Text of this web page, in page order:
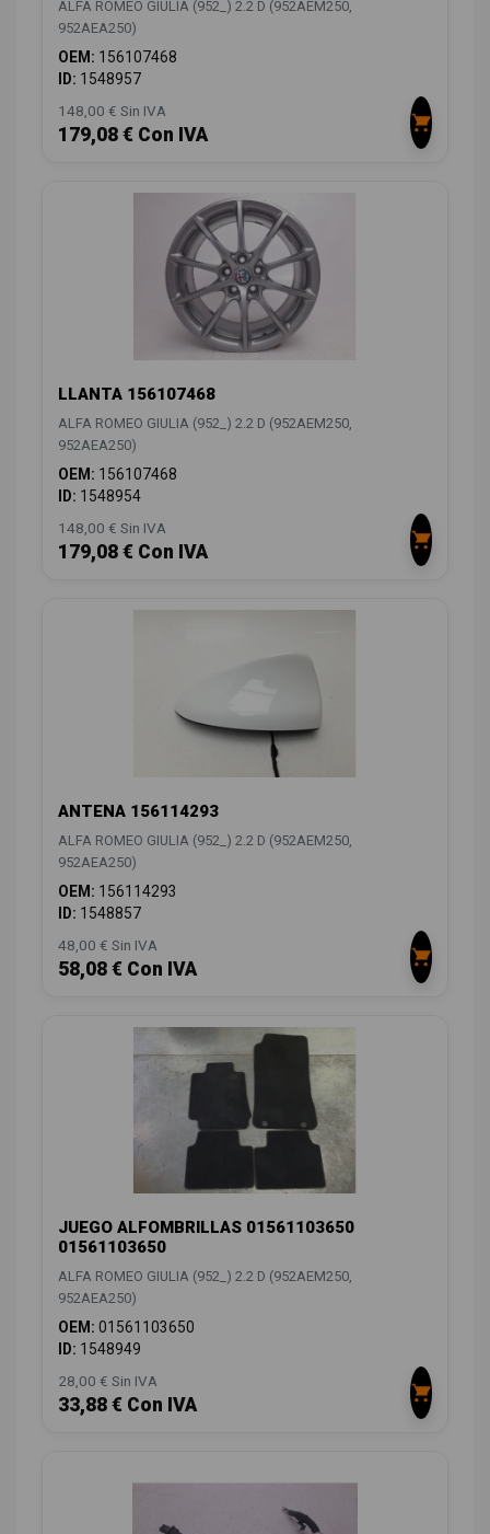
ALFA ROMEO GIULIA (952_) 2.2 D (952AEM250,
952AEA250)
OEM: 156107468
ID: 1548957
148,00 € Sin IVA
179,08 € Con IVA
LLANTA 156107468
ALFA ROMEO GIULIA (952_) 2.2 D (952AEM250,
952AEA250)
OEM: 156107468
ID: 1548954
148,00 € Sin IVA
179,08 € Con IVA
ANTENA 156114293
ALFA ROMEO GIULIA (952_) 2.2 D (952AEM250,
952AEA250)
OEM: 156114293
ID: 1548857
48,00 € Sin IVA
58,08 € Con IVA
JUEGO ALFOMBRILLAS 01561103650
01561103650
ALFA ROMEO GIULIA (952_) 2.2 D (952AEM250,
952AEA250)
OEM: 01561103650
ID: 1548949
28,00 € Sin IVA
33,88 € Con IVA